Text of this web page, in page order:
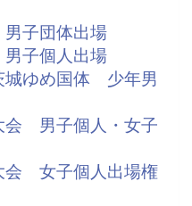
子団体出場
人出場
国体 少年男
子個人・女子
子個人出場権